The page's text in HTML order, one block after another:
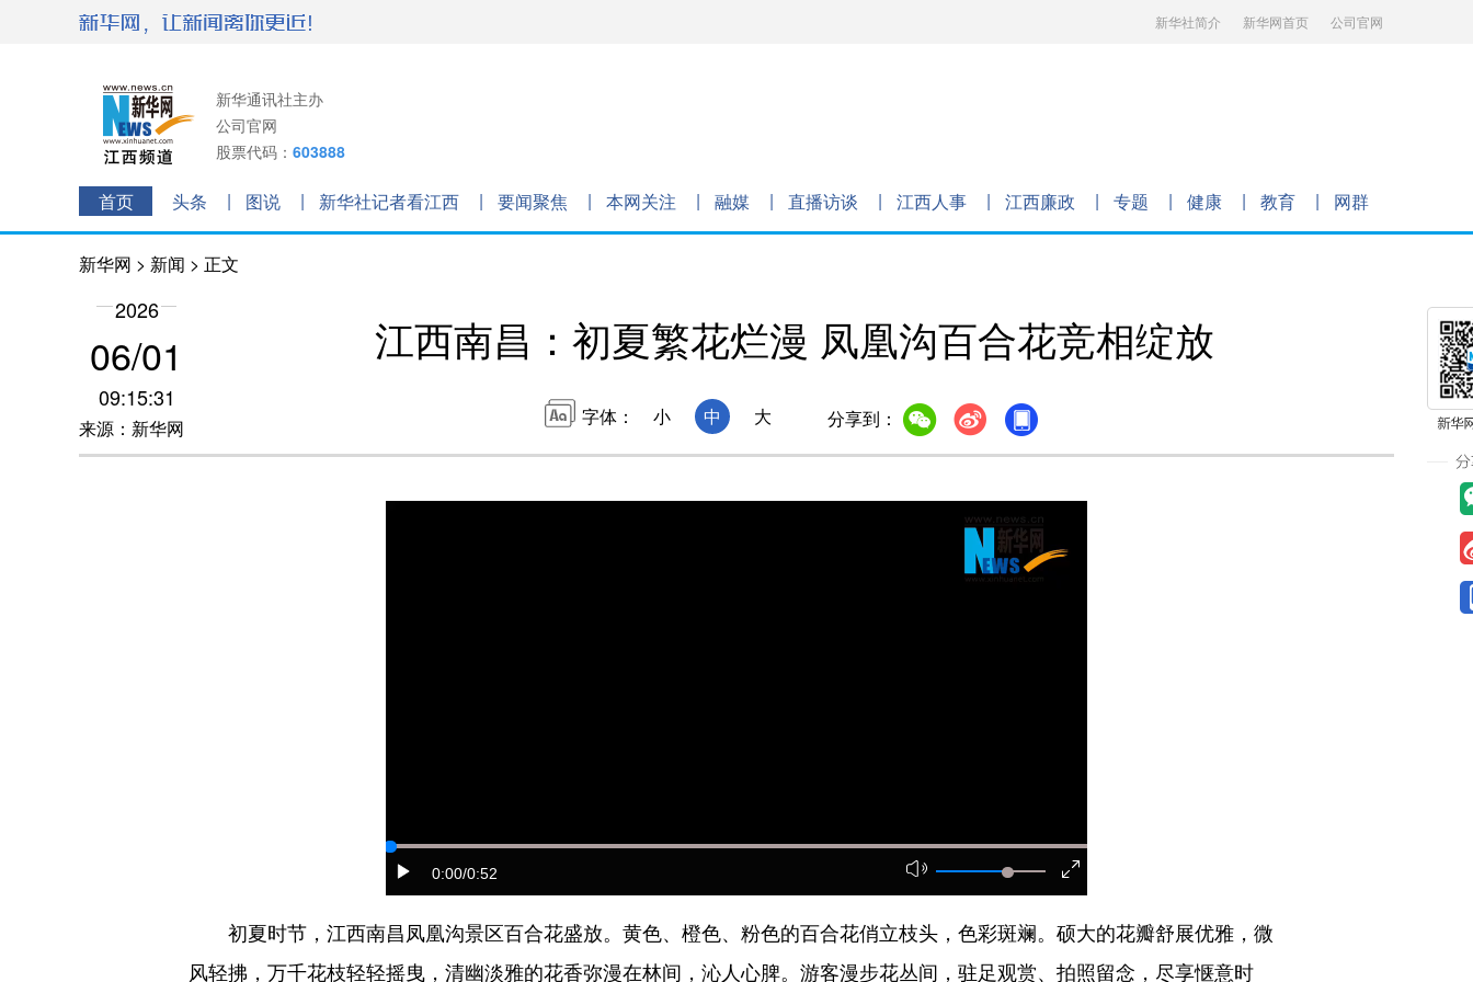
新华社简介 新华网首页 公司官网
新华通讯社主办
公司官网
股票代码： 603888
首页 头条 图说 新华社记者看江西 要闻聚焦 本网关注 融媒 直播访谈 江西人事 江西廉政 专题 健康 教育 网群
新华网 > 新闻 > 正文
2026
06/01
09:15:31
来源：新华网
江西南昌：初夏繁花烂漫 凤凰沟百合花竞相绽放
字体： 小 中 大 分享到：
0:00/0:52
初夏时节，江西南昌凤凰沟景区百合花盛放。黄色、橙色、粉色的百合花俏立枝头，色彩斑斓。硕大的花瓣舒展优雅，微
风轻拂，万千花枝轻轻摇曳，清幽淡雅的花香弥漫在林间，沁人心脾。游客漫步花丛间，驻足观赏、拍照留念，尽享惬意时